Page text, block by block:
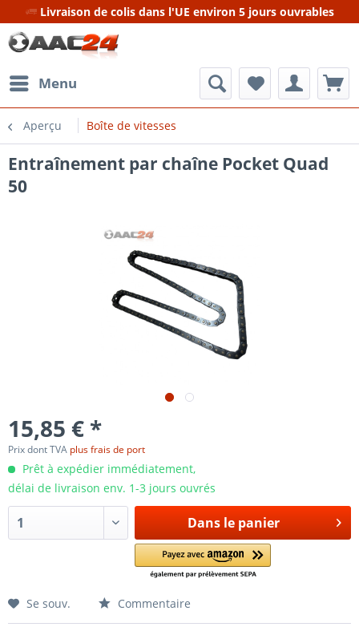
Livraison de colis dans l'UE environ 5 jours ouvrables
Menu
Aperçu Boîte de vitesses
Entraînement par chaîne Pocket Quad
50
15,85 € *
Prix dont TVA plus frais de port
Prêt à expédier immédiatement,
délai de livraison env. 1-3 jours ouvrés
Dans le panier
Se souv. Commentaire